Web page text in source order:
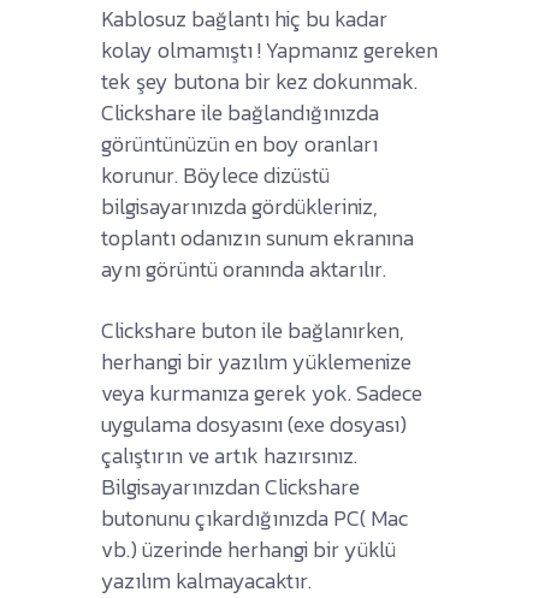
Kablosuz bağlantı hiç bu kadar
kolay olmamıştı ! Yapmanız gereken
tek şey butona bir kez dokunmak.
Clickshare ile bağlandığınızda
görüntünüzün en boy oranları
korunur. Böylece dizüstü
bilgisayarınızda gördükleriniz,
toplantı odanızın sunum ekranına
aynı görüntü oranında aktarılır.
Clickshare buton ile bağlanırken,
herhangi bir yazılım yüklemenize
veya kurmanıza gerek yok. Sadece
uygulama dosyasını (exe dosyası)
çalıştırın ve artık hazırsınız.
Bilgisayarınızdan Clickshare
butonunu çıkardığınızda PC( Mac
vb.) üzerinde herhangi bir yüklü
yazılım kalmayacaktır.